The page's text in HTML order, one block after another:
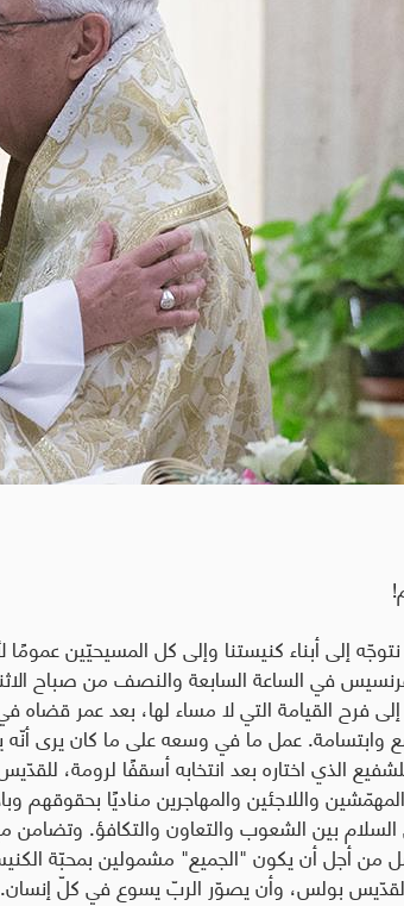
!
إلى أبناء كنيستنا وإلى كل المسيحيّين عمومًا
فرنسيس في الساعة السابعة والنصف من صباح
إلى فرح القيامة التي لا مساء لها، بعد عمر
وابتسامة. عمل ما في وسعه على ما كان يرى
الذي اختاره بعد انتخابه أسقفًا لرومة،
واللاجئين والمهاجرين مناديًا بحقوقهم
السلام بين الشعوب والتعاون والتكافؤ. وتضامن
أجل أن يكون "الجميع" مشمولين بمحبّة
القدّيس بولس، وأن يصوّر الربّ يسوع في كلّ إنسان.